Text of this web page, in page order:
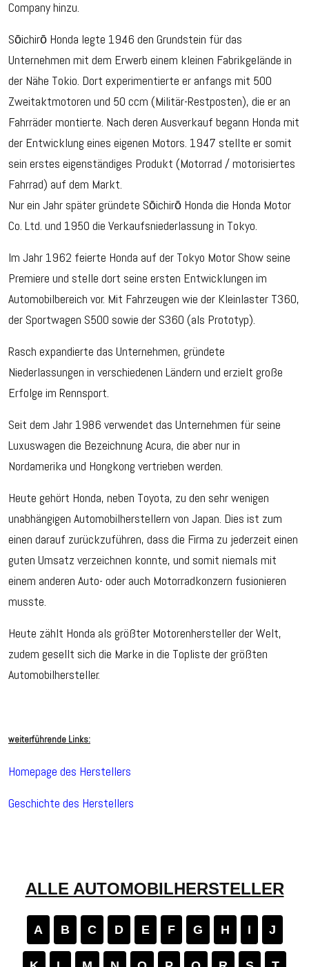
Company hinzu.
Sōichirō Honda legte 1946 den Grundstein für das
Unternehmen mit dem Erwerb einem kleinen Fabrikgelände in
der Nähe Tokio. Dort experimentierte er anfangs mit 500
Zweitaktmotoren und 50 ccm (Militär-Restposten), die er an
Fahrräder montierte. Nach deren Ausverkauf begann Honda mit
der Entwicklung eines eigenen Motors. 1947 stellte er somit
sein erstes eigenständiges Produkt (Motorrad / motorisiertes
Fahrrad) auf dem Markt.
Nur ein Jahr später gründete Sōichirō Honda die Honda Motor
Co. Ltd. und 1950 die Verkaufsniederlassung in Tokyo.
Im Jahr 1962 feierte Honda auf der Tokyo Motor Show seine
Premiere und stelle dort seine ersten Entwicklungen im
Automobilbereich vor. Mit Fahrzeugen wie der Kleinlaster T360,
der Sportwagen S500 sowie der S360 (als Prototyp).
Rasch expandierte das Unternehmen, gründete
Niederlassungen in verschiedenen Ländern und erzielt große
Erfolge im Rennsport.
Seit dem Jahr 1986 verwendet das Unternehmen für seine
Luxuswagen die Bezeichnung Acura, die aber nur in
Nordamerika und Hongkong vertrieben werden.
Heute gehört Honda, neben Toyota, zu den sehr wenigen
unabhängigen Automobilherstellern von Japan. Dies ist zum
einen darauf zurückzuführen, dass die Firma zu jederzeit einen
guten Umsatz verzeichnen konnte, und somit niemals mit
einem anderen Auto- oder auch Motorradkonzern fusionieren
musste.
Heute zählt Honda als größter Motorenhersteller der Welt,
zudem gesellt sich die Marke in die Topliste der größten
Automobilhersteller.
weiterführende Links:
Homepage des Herstellers
Geschichte des Herstellers
ALLE AUTOMOBILHERSTELLER
A B C D E F G H I J